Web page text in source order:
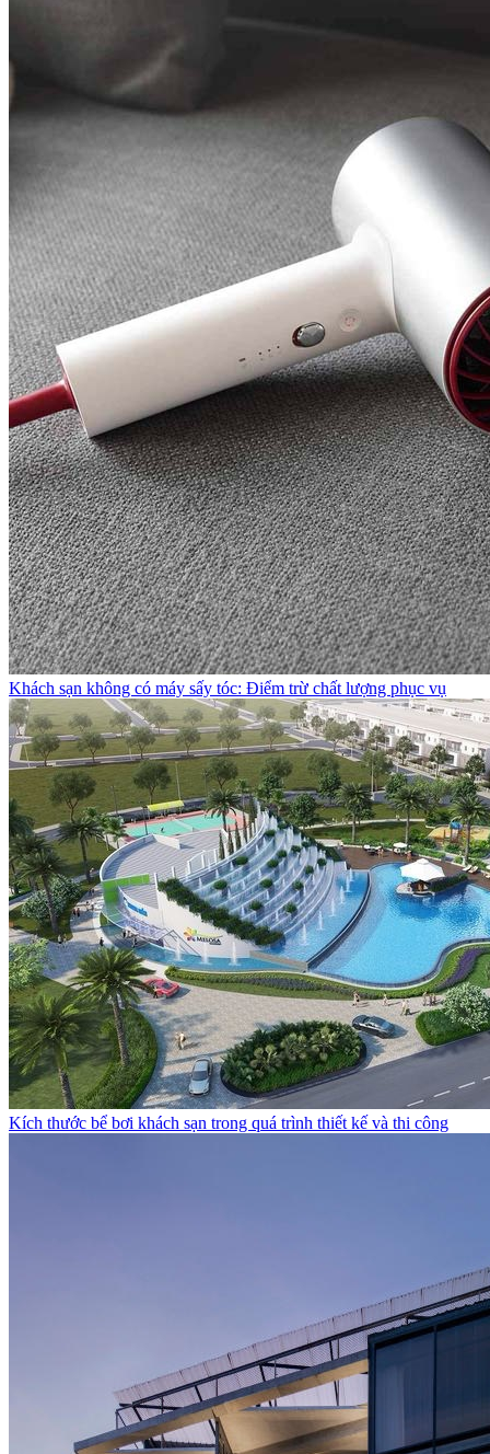
Khách sạn không có máy sấy tóc: Điểm trừ chất lượng phục vụ
Kích thước bể bơi khách sạn trong quá trình thiết kế và thi công